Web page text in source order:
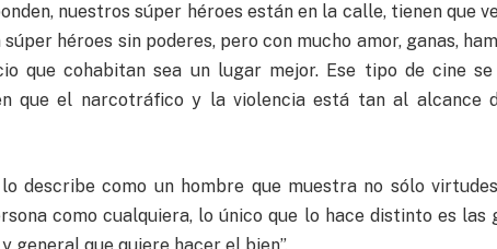
nuestros súper héroes están en la calle, tienen que
héroes sin poderes, pero con mucho amor, ganas,
que cohabitan sea un lugar mejor. Ese tipo de cine se
que el narcotráfico y la violencia está tan al alcance
describe como un hombre que muestra no sólo
como cualquiera, lo único que lo hace distinto es las